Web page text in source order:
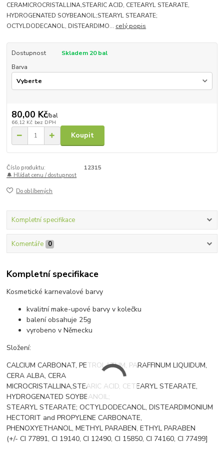
CERAMICROCRISTALLINA,STEARIC ACID, CETEARYL STEARATE,
HYDROGENATED SOYBEANOIL;STEARYL STEARATE;
OCTYLDODECANOL, DISTEARDIMO... celý popis
Dostupnost
Skladem 20 bal
Barva
80,00 Kč/bal
66,12 Kč bez DPH
Koupit
Číslo produktu:
12315
🔔 Hlídat cenu / dostupnost
Do oblíbených
Kompletní specifikace
Komentáře 0
Kompletní specifikace
Kosmetické karnevalové barvy
kvalitní make-upové barvy v kolečku
balení obsahuje 25g
vyrobeno v Německu
Složení:
CALCIUM CARBONAT, PETROLATUM, PARAFFINUM LIQUIDUM,
CERA ALBA, CERA
MICROCRISTALLINA,STEARIC ACID, CETEARYL STEARATE,
HYDROGENATED SOYBEANOIL;
STEARYL STEARATE; OCTYLDODECANOL, DISTEARDIMONIUM
HECTORIT and PROPYLENE CARBONATE,
PHENOXYETHANOL, METHYL PARABEN, ETHYL PARABEN
(+/- CI 77891, CI 19140, CI 12490, CI 15850, CI 74160, CI 77499]